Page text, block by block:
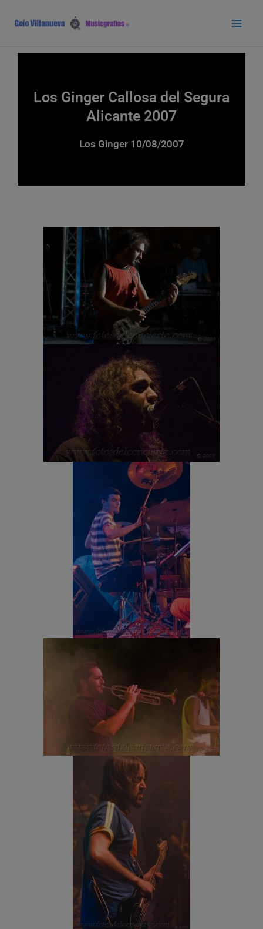
contenido
Los Ginger Callosa del Segura
Alicante 2007
Los Ginger 10/08/2007